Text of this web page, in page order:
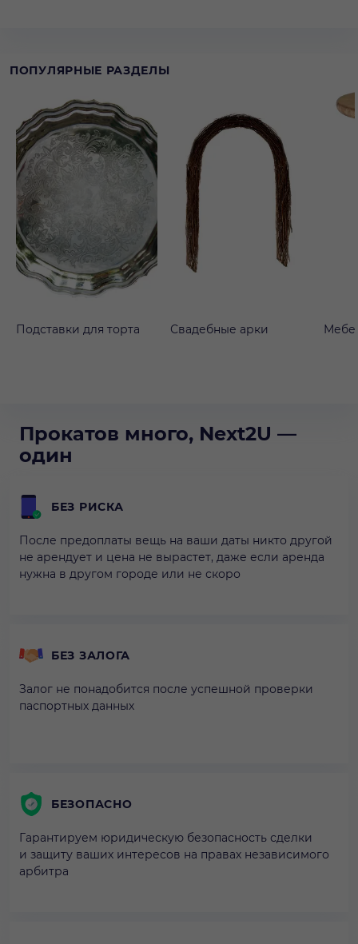
ПОПУЛЯРНЫЕ РАЗДЕЛЫ
Подставки для торта Свадебные арки
Прокатов много, Next2U —
один
БЕЗ РИСКА
После предоплаты вещь на ваши даты никто другой
не арендует и цена не вырастет, даже если аренда
нужна в другом городе или не скоро
БЕЗ ЗАЛОГА
Залог не понадобится после успешной проверки
паспортных данных
БЕЗОПАСНО
Гарантируем юридическую безопасность сделки
и защиту ваших интересов на правах независимого
арбитра